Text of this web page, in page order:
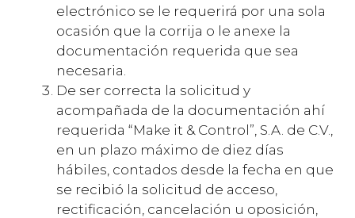
electrónico se le requerirá por una sola
ocasión que la corrija o le anexe la
documentación requerida que sea
necesaria.
De ser correcta la solicitud y
acompañada de la documentación ahí
requerida “Make it & Control”, S.A. de C.V.,
en un plazo máximo de diez días
hábiles, contados desde la fecha en que
se recibió la solicitud de acceso,
rectificación, cancelación u oposición,